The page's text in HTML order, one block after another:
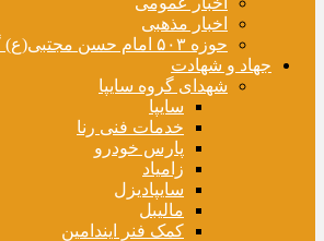
اخبار مذهبی
حوزه ۵۰۳ امام حسن مجتبی(ع) گروه سایپا
جهاد و شهادت
شهدای گروه سایپا
سایپا
خدمات فنی رنا
پارس خودرو
زامیاد
سایپادیزل
مالیبل
کمک فنر ایندامین